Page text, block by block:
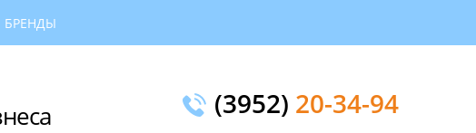
БРЕНДЫ
(3952) 20-34-94